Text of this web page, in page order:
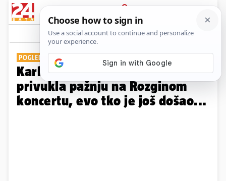
PRIJAVA
Galerija Komentari
POGLEDAJTE GALERIJU
Karleuša s dubokim dekolteom
privukla pažnju na Rozginom
koncertu, evo tko je još došao...